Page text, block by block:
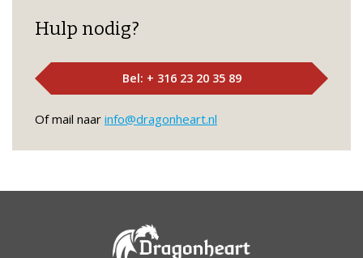
Hulp nodig?
Bel: + 316 23 20 35 89
Of mail naar info@dragonheart.nl